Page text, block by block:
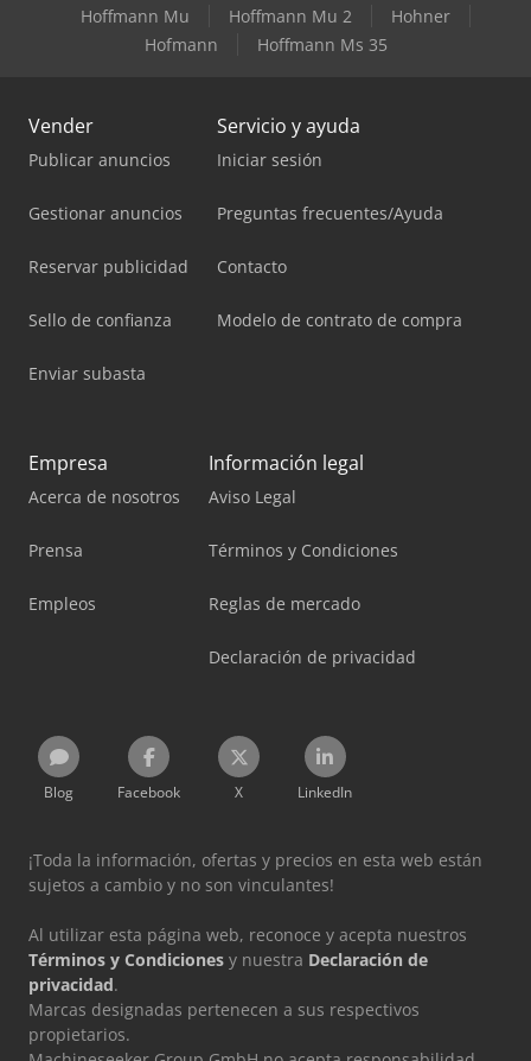
Hoffmann Mu
Hoffmann Mu 2
Hohner
Hofmann
Hoffmann Ms 35
Vender
Publicar anuncios
Gestionar anuncios
Reservar publicidad
Sello de confianza
Enviar subasta
Servicio y ayuda
Iniciar sesión
Preguntas frecuentes/Ayuda
Contacto
Modelo de contrato de compra
Empresa
Acerca de nosotros
Prensa
Empleos
Información legal
Aviso Legal
Términos y Condiciones
Reglas de mercado
Declaración de privacidad
Blog Facebook X LinkedIn
¡Toda la información, ofertas y precios en esta web están
sujetos a cambio y no son vinculantes!
Al utilizar esta página web, reconoce y acepta nuestros
Términos y Condiciones y nuestra Declaración de
privacidad.
Marcas designadas pertenecen a sus respectivos
propietarios.